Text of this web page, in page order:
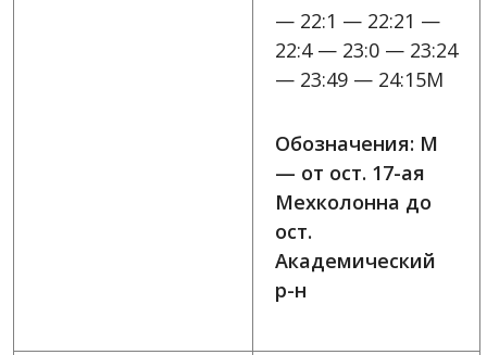
— 22:1 — 22:21 —
22:4 — 23:0 — 23:24
— 23:49 — 24:15M
Обозначения: M
— от ост. 17-ая
Мехколонна до
ост.
Академический
р-н